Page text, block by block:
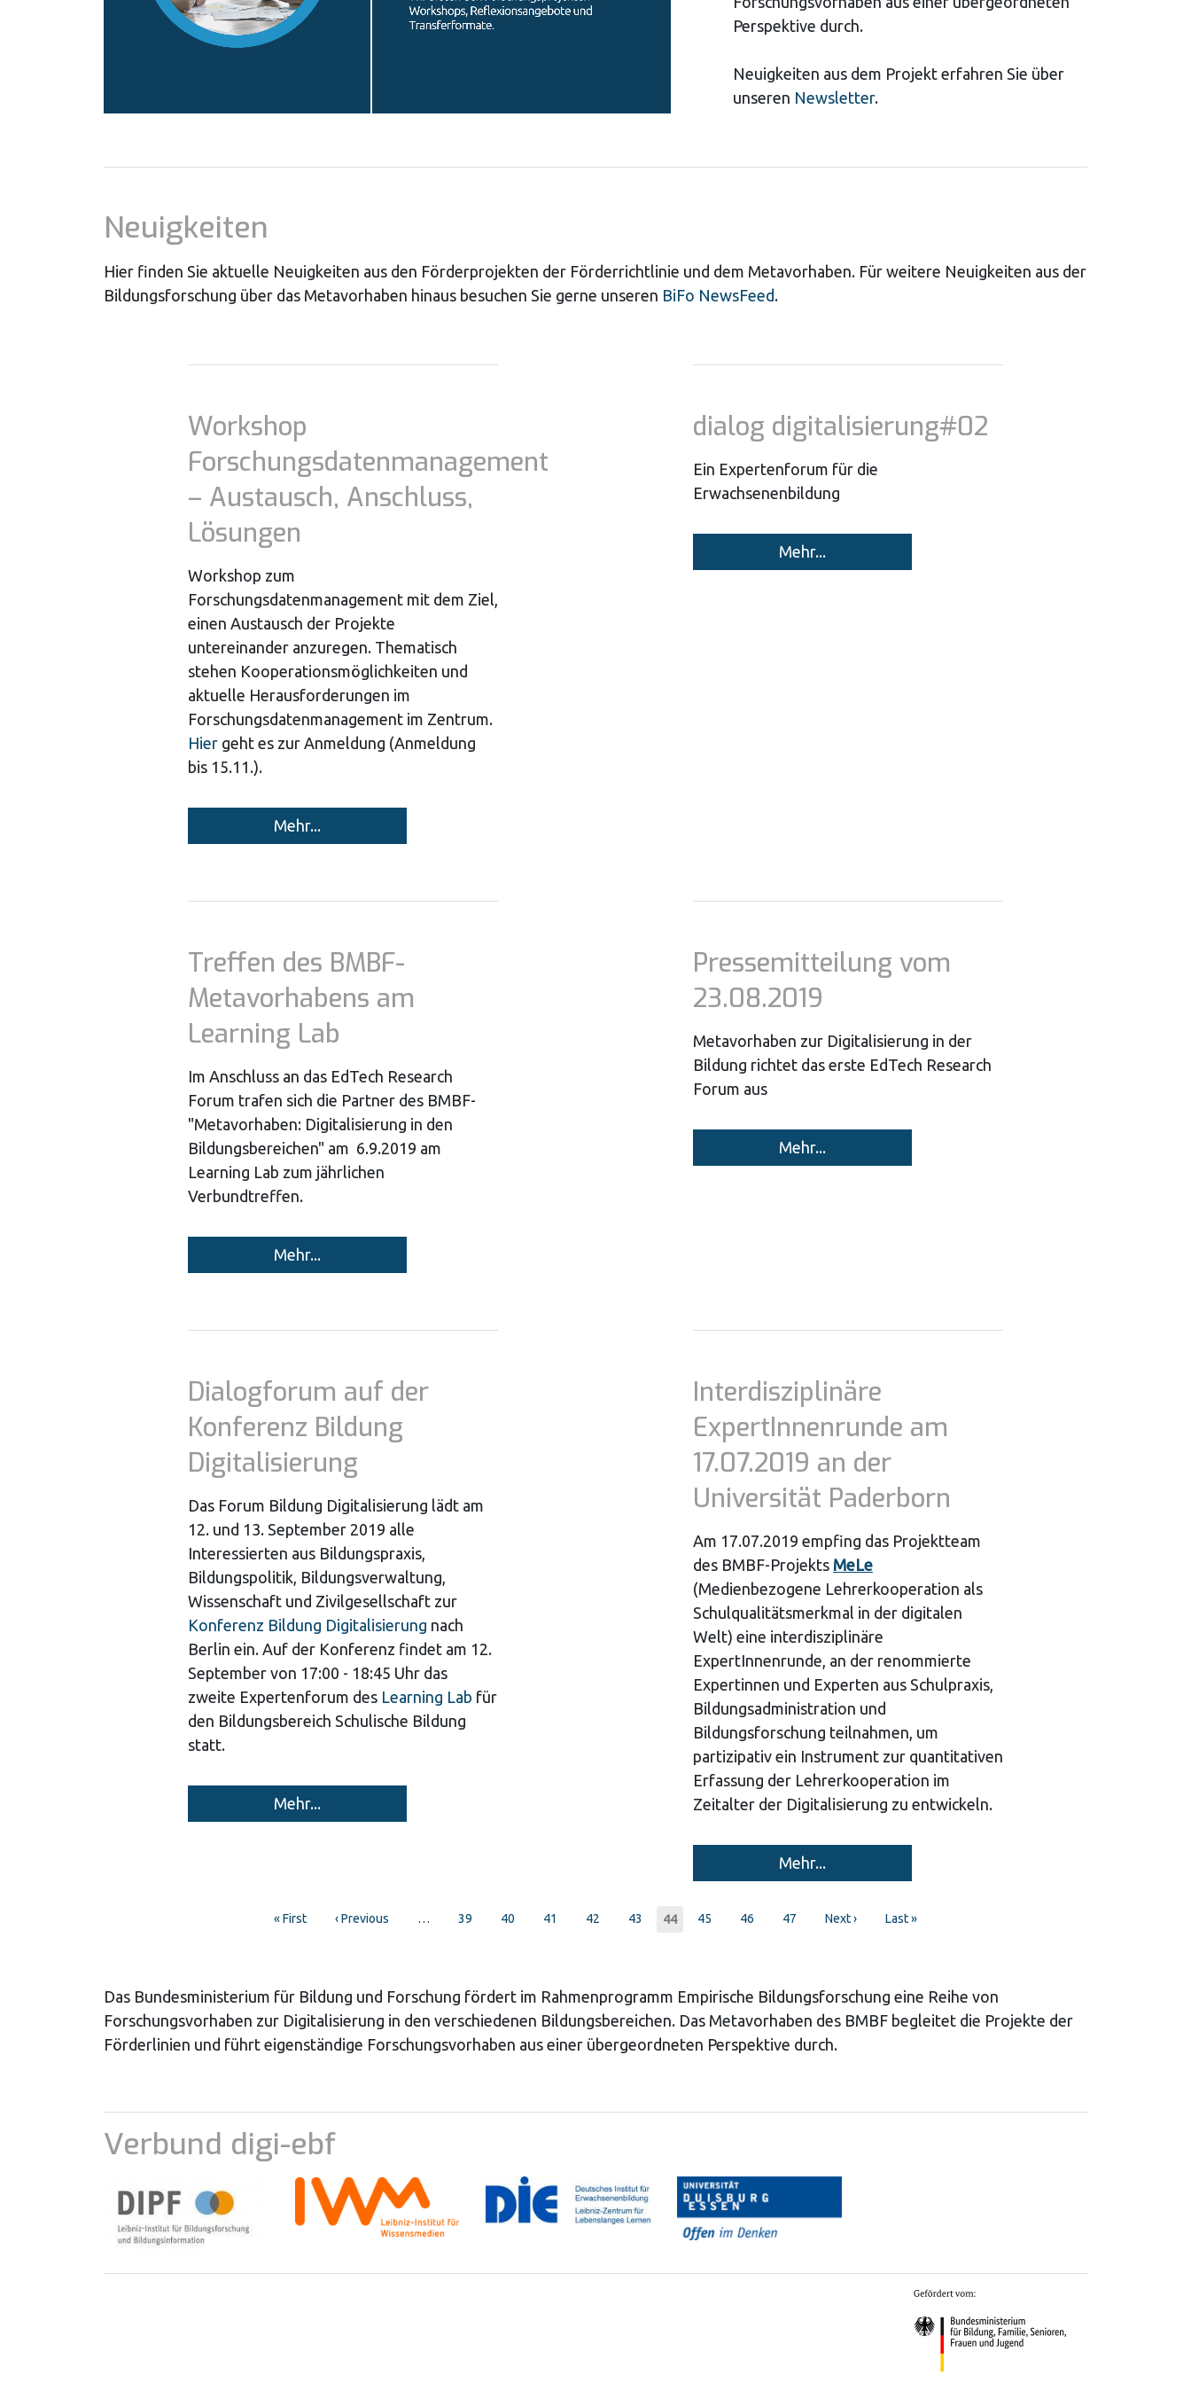
Perspektive durch.
Neuigkeiten aus dem Projekt erfahren Sie über
unseren Newsletter.
Neuigkeiten
Hier finden Sie aktuelle Neuigkeiten aus den Förderprojekten der Förderrichtlinie und dem Metavorhaben. Für weitere Neuigkeiten aus der
Bildungsforschung über das Metavorhaben hinaus besuchen Sie gerne unseren BiFo NewsFeed.
Workshop
Forschungsdatenmanagement
– Austausch, Anschluss,
Lösungen
Workshop zum
Forschungsdatenmanagement mit dem Ziel,
einen Austausch der Projekte
untereinander anzuregen. Thematisch
stehen Kooperationsmöglichkeiten und
aktuelle Herausforderungen im
Forschungsdatenmanagement im Zentrum.
Hier geht es zur Anmeldung (Anmeldung
bis 15.11.).
Mehr...
dialog digitalisierung#02
Ein Expertenforum für die
Erwachsenenbildung
Mehr...
Treffen des BMBF-
Metavorhabens am
Learning Lab
Im Anschluss an das EdTech Research
Forum trafen sich die Partner des BMBF-
"Metavorhaben: Digitalisierung in den
Bildungsbereichen" am 6.9.2019 am
Learning Lab zum jährlichen
Verbundtreffen.
Mehr...
Pressemitteilung vom
23.08.2019
Metavorhaben zur Digitalisierung in der
Bildung richtet das erste EdTech Research
Forum aus
Mehr...
Dialogforum auf der
Konferenz Bildung
Digitalisierung
Das Forum Bildung Digitalisierung lädt am
12. und 13. September 2019 alle
Interessierten aus Bildungspraxis,
Bildungspolitik, Bildungsverwaltung,
Wissenschaft und Zivilgesellschaft zur
Konferenz Bildung Digitalisierung nach
Berlin ein. Auf der Konferenz findet am 12.
September von 17:00 - 18:45 Uhr das
zweite Expertenforum des Learning Lab für
den Bildungsbereich Schulische Bildung
statt.
Mehr...
Interdisziplinäre
ExpertInnenrunde am
17.07.2019 an der
Universität Paderborn
Am 17.07.2019 empfing das Projektteam
des BMBF-Projekts MeLe
(Medienbezogene Lehrerkooperation als
Schulqualitätsmerkmal in der digitalen
Welt) eine interdisziplinäre
ExpertInnenrunde, an der renommierte
Expertinnen und Experten aus Schulpraxis,
Bildungsadministration und
Bildungsforschung teilnahmen, um
partizipativ ein Instrument zur quantitativen
Erfassung der Lehrerkooperation im
Zeitalter der Digitalisierung zu entwickeln.
Mehr...
First
« First
Previous
‹ Previous … Page
39 Page
40 Page
41 Page
42 Page
43
Current
44 Page
45 Page
46 Page
47
Next
Next ›
Last
Last »
Das Bundesministerium für Bildung und Forschung fördert im Rahmenprogramm Empirische Bildungsforschung eine Reihe von
Forschungsvorhaben zur Digitalisierung in den verschiedenen Bildungsbereichen. Das Metavorhaben des BMBF begleitet die Projekte der
Förderlinien und führt eigenständige Forschungsvorhaben aus einer übergeordneten Perspektive durch.
Verbund digi-ebf